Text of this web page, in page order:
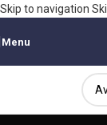
Skip to navigation
Menu